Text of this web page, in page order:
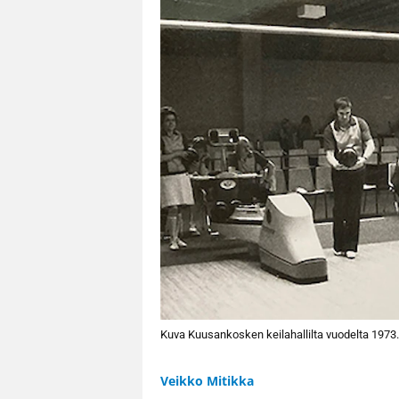
Kuva Kuusankosken keilahallilta vuodelta 1973.
Veikko Mitikka